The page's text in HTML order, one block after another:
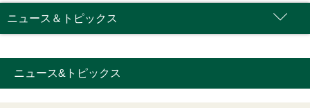
ニュース＆トピックス
ニュース&トピックス